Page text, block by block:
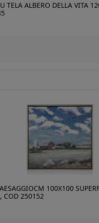
TELA ALBERO DELLA VITA
100X100
COD 250152